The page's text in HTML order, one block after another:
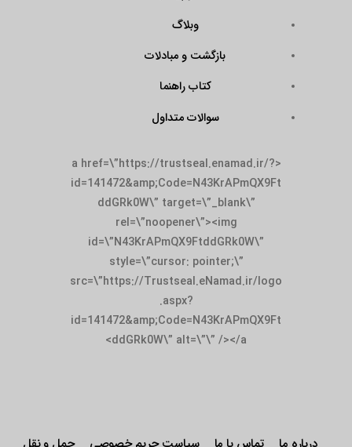
وبلاگ
بازگشت و مبادلات
کتاب راهنما
سوالات متداول
<a href=\”https://trustseal.enamad.ir/?
id=141472&amp;Code=N43KrAPmQX9Ft
ddGRk0W\” target=\”_blank\”
rel=\”noopener\”><img
id=\”N43KrAPmQX9FtddGRk0W\”
style=\”cursor: pointer;\”
src=\”https://Trustseal.eNamad.ir/logo
.aspx?
id=141472&amp;Code=N43KrAPmQX9Ft
ddGRk0W\” alt=\”\” /></a>
درباره ما تماس با ما سیاست حریم خصوصی حمل و نقل